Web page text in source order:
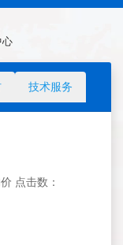
心
技术服务
点击数：